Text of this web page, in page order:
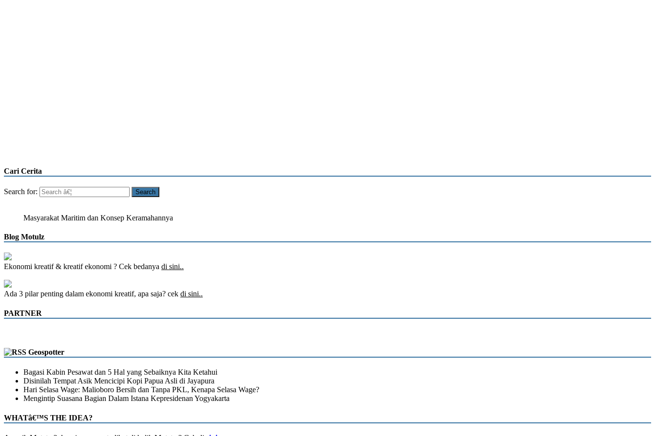
Cari Cerita
Search for:
Masyarakat Maritim dan Konsep Keramahannya
Blog Motulz
Ekonomi kreatif & kreatif ekonomi ? Cek bedanya di sini..
Ada 3 pilar penting dalam ekonomi kreatif, apa saja? cek di sini..
PARTNER
Geospotter
Bagasi Kabin Pesawat dan 5 Hal yang Sebaiknya Kita Ketahui
Disinilah Tempat Asik Mencicipi Kopi Papua Asli di Jayapura
Hari Selasa Wage: Malioboro Bersih dan Tanpa PKL, Kenapa Selasa Wage?
Mengintip Suasana Bagian Dalam Istana Kepresidenan Yogyakarta
WHATâ€™S THE IDEA?